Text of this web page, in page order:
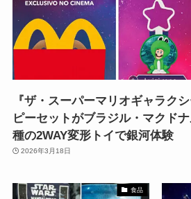
『ザ・スーパーマリオギャラク
ピーセットがブラジル・マクド
種の2WAY変形トイで銀河体験
2026年3月18日
食品